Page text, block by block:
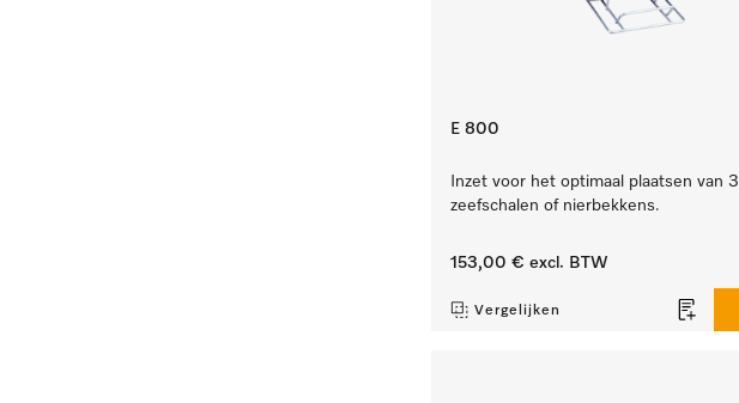
E 800
Inzet voor het optimaal plaatsen van 3
zeefschalen of nierbekkens.
153,00 € excl. BTW
Vergelijken